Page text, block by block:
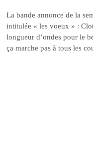
La bande annonce de la
intitulée « les voeux » :
longueur d’ondes pour le
ça marche pas à tous les